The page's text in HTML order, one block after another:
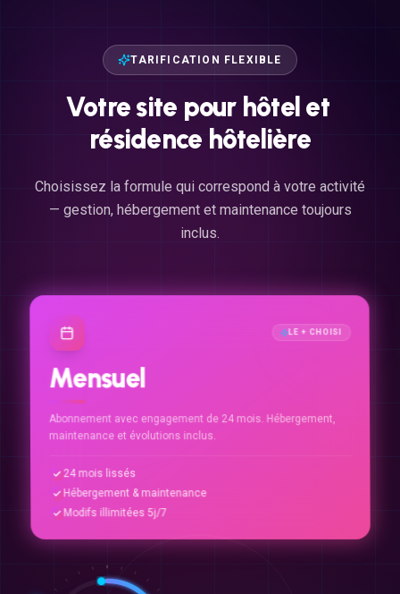
TARIFICATION FLEXIBLE
Votresite pour hôtelet
résidence hôtelière
Choisissez la formule qui correspond à votre activité
— gestion, hébergement et maintenance toujours
inclus.
LE + CHOISI
Mensuel
Abonnement avec engagement de 24 mois. Hébergement,
maintenance et évolutions inclus.
24 mois lissés
Hébergement & maintenance
Modifs illimitées 5j/7